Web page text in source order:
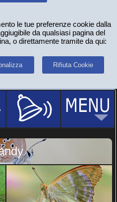
le tue preferenze cookie dalla
da qualsiasi pagina del
o direttamente tramite da qui:
Rifiuta Cookie